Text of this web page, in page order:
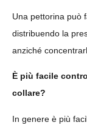
Una pettorina può
distribuendo la
anziché
È più facile
collare?
In genere è più